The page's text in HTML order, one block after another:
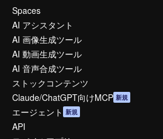
Spaces
AI アシスタント
AI 画像生成ツール
AI 動画生成ツール
AI 音声合成ツール
ストックコンテンツ
Claude/ChatGPT向けMCP 新規
エージェント 新規
API